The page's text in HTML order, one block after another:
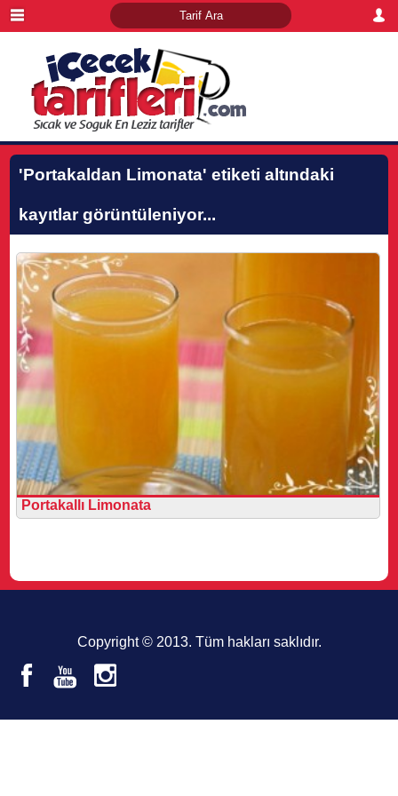
'Portakaldan Limonata' etiketi altındaki
kayıtlar görüntüleniyor...
Portakallı Limonata
Copyright © 2013. Tüm hakları saklıdır.